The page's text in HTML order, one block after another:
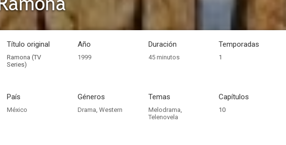
Título original
Ramona (TV
Series)
Año
1999
Duración
45 minutos
Temporadas
1
País
México
Géneros
Drama, Western
Temas
Melodrama,
Telenovela
Capítulos
10